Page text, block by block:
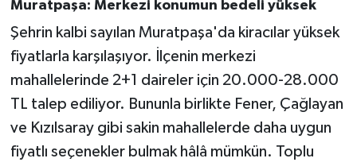
Muratpaşa: Merkezi konumun bedeli yüksek
Şehrin kalbi sayılan Muratpaşa'da kiracılar yüksek
fiyatlarla karşılaşıyor. İlçenin merkezi
mahallelerinde 2+1 daireler için 20.000-28.000
TL talep ediliyor. Bununla birlikte Fener, Çağlayan
ve Kızılsaray gibi sakin mahallelerde daha uygun
fiyatlı seçenekler bulmak hâlâ mümkün. Toplu